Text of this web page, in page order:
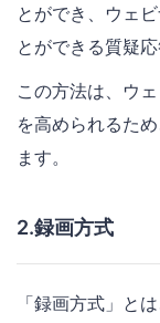
とができ、ウェ
とができる質疑
この方法は、ウ
を高められるた
ます。
2.録画方式
「録画方式」と